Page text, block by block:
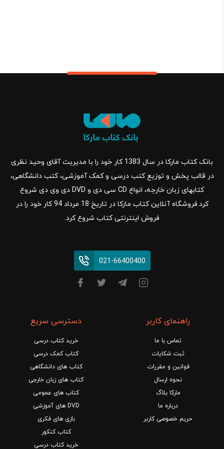
بانک کتاب مارکا در سال 1383 کار خود را با مدیریت آقای وحید نظری
در قالب پخش و توزیع کتب درسی و کمک آموزشی، کتب دانشگاهی،
کتابهای زبان خارجه، انواع CD سی دی و DVD دی وی دی شروع
کرد.فروشگاه آنلاین کتاب مارکا در تاریخ 18 مرداد 94 کار خود را در
فروش اینترنتی کتاب شروع کرد.
021-66400400
راهنمای کاربر
تماس با ما
ثبت شکایات
قوانین و مقررات
نحوه ارسال
مارکا بلاگ
درباره ما
حریم خصوصی کاربر
دسترسی سریع
خرید کتاب درسی
کتاب کمک درسی
کتاب های دانشگاهی
کتاب های زبان خارجی
کتاب های عمومی
DVD های آموزشی
بازی های فکری
کتاب کنکور
خرید کتاب درسی